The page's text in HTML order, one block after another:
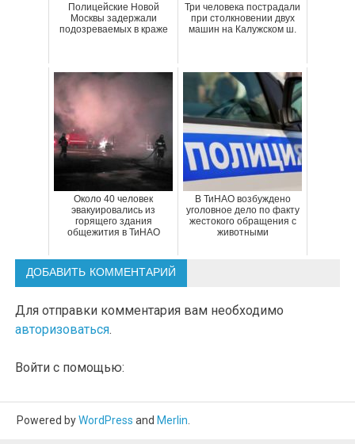
Полицейские Новой
Москвы задержали
подозреваемых в краже
Три человека пострадали
при столкновении двух
машин на Калужском ш.
Около 40 человек
эвакуировались из
горящего здания
общежития в ТиНАО
В ТиНАО возбуждено
уголовное дело по факту
жестокого обращения с
животными
ДОБАВИТЬ КОММЕНТАРИЙ
Для отправки комментария вам необходимо
авторизоваться.
Войти с помощью:
Powered byWordPress and Merlin